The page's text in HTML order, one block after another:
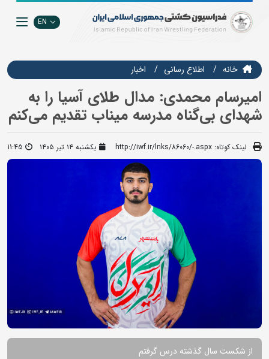
EN
خانه اطلاع رسانی اخبار
امیرسام محمدی: مدال طلای آسیا را به
شهدای بی‌گناه مدرسه میناب تقدیم می‌کنم
لینک کوتاه: http://iwf.ir/lnks/86060/-.aspx یکشنبه ۱۴ تیر ۱۴۰۵ 11:45
از شکست سال گذشته درس گرفتم